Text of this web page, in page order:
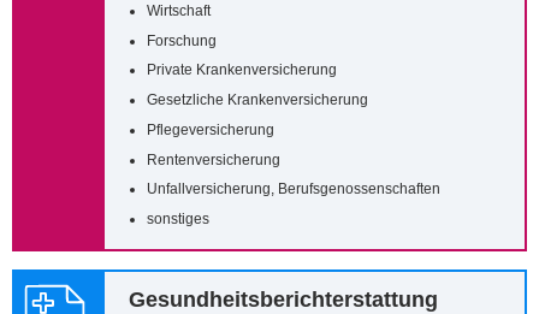
Wirtschaft
Forschung
Private Krankenversicherung
Gesetzliche Krankenversicherung
Pflegeversicherung
Rentenversicherung
Unfallversicherung, Berufsgenossenschaften
sonstiges
Gesundheitsberichterstattung